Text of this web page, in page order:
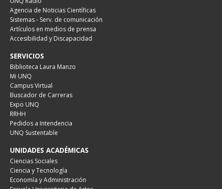
Agencia de Noticias Científicas
Sistemas - Serv. de comunicación
Artículos en medios de prensa
Accesibilidad y Discapacidad
SERVICIOS
Biblioteca Laura Manzo
Mi UNQ
Campus Virtual
Buscador de Carreras
Expo UNQ
RRHH
Pedidos a Intendencia
UNQ Sustentable
UNIDADES ACADÉMICAS
Ciencias Sociales
Ciencia y Tecnología
Economía y Administración